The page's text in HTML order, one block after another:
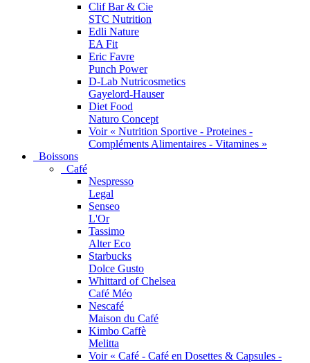
Clif Bar & Cie
STC Nutrition
Edli Nature
EA Fit
Eric Favre
Punch Power
D-Lab Nutricosmetics
Gayelord-Hauser
Diet Food
Naturo Concept
Voir « Nutrition Sportive - Proteines -
Compléments Alimentaires - Vitamines »
Boissons
Café
Nespresso
Legal
Senseo
L'Or
Tassimo
Alter Eco
Starbucks
Dolce Gusto
Whittard of Chelsea
Café Méo
Nescafé
Maison du Café
Kimbo Caffè
Melitta
Voir « Café - Café en Dosettes & Capsules -